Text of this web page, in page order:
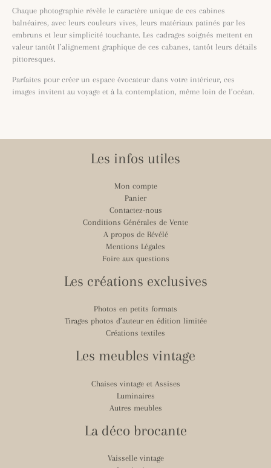
Chaque photographie révèle le caractère unique de ces cabines
balnéaires, avec leurs couleurs vives, leurs matériaux patinés par les
embruns et leur simplicité touchante. Les cadrages soignés mettent en
valeur tantôt l’alignement graphique de ces cabanes, tantôt leurs détails
pittoresques.
Parfaites pour créer un espace évocateur dans votre intérieur, ces
images invitent au voyage et à la contemplation, même loin de l’océan.
Les infos utiles
Mon compte
Panier
Contactez-nous
Conditions Générales de Vente
A propos de Révélé
Mentions Légales
Foire aux questions
Les créations exclusives
Photos en petits formats
Tirages photos d’auteur en édition limitée
Créations textiles
Les meubles vintage
Chaises vintage et Assises
Luminaires
Autres meubles
La déco brocante
Vaisselle vintage